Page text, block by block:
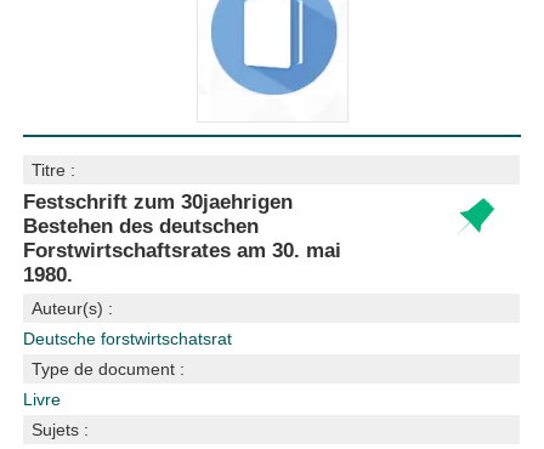
Titre :
Festschrift zum 30jaehrigen
Bestehen des deutschen
Forstwirtschaftsrates am 30. mai
1980.
Auteur(s) :
Deutsche forstwirtschatsrat
Type de document :
Livre
Sujets :